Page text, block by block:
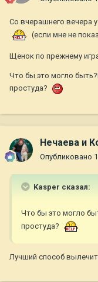
Со вчерашнего вечера
(если мне не
Щенок по прежнему
Что бы это могло
простуда?
Нечаева и
Опубликовано
Kasper сказал:
Что бы это могло
простуда?
Лучший способ